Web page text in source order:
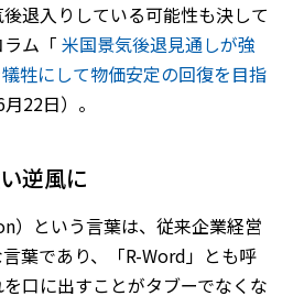
退入りしている可能性も決して
ム「 米国景気後退見通しが強
牲にして物価安定の回復を目指
22日）。
逆風に
）という言葉は、従来企業経営
葉であり、「R-Word」とも呼
口に出すことがタブーでなくな